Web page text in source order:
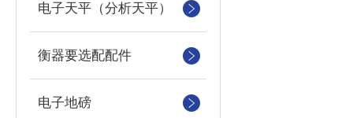
电子天平（分析天平）
衡器要选配配件
电子地磅